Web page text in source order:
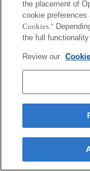
Volledig compatibel
Terms of Use Contact Us
the placement of
cookie
Cookies."
the full
Review our